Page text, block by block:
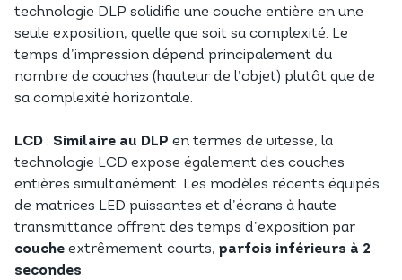
technologie DLP solidifie une couche entière en une
seule exposition, quelle que soit sa complexité. Le
temps d’impression dépend principalement du
nombre de couches (hauteur de l’objet) plutôt que de
sa complexité horizontale.
LCD : Similaire au DLP en termes de vitesse, la
technologie LCD expose également des couches
entières simultanément. Les modèles récents équipés
de matrices LED puissantes et d’écrans à haute
transmittance offrent des temps d’exposition par
couche extrêmement courts, parfois inférieurs à 2
secondes.